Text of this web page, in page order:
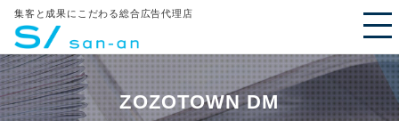
集客と成果にこだわる総合広告代理店
ZOZOTOWN DM